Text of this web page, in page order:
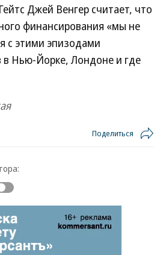
Джей Венгер считает, что
финансирования «мы не
с этими эпизодами
в Нью-Йорке, Лондоне и где
Поделиться